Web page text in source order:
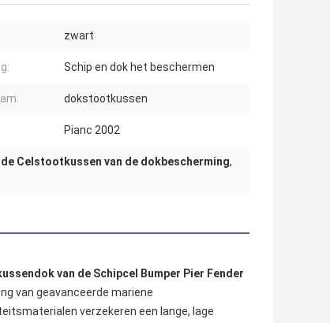
zwart
Schip en dok het beschermen
dokstootkussen
Pianc 2002
de Celstootkussen van de dokbescherming,
van de Schipcel Bumper Pier Fender
van geavanceerde mariene
verzekeren een lange, lage